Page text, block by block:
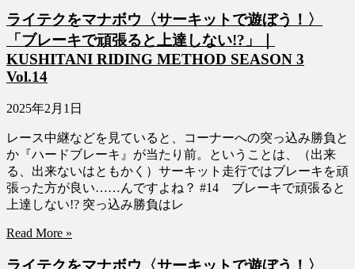
ライテクをマナボウ〈サーキットで遊ぼう！〉
「ブレーキで頑張ると上達しない!?」｜
KUSHITANI RIDING METHOD SEASON 3
Vol.14
2025年2月1日
レース中継などを見ていると、コーナーへの突っ込み勝負と
か『ハードブレーキ』が当たり前。ということは、（出来
る、出来ないはともかく）サーキット走行ではブレーキを頑
張った方が良い……んですよね？ #14 ブレーキで頑張ると
上達しない!? 突っ込み勝負はレ
Read More »
ライテクをマナボウ〈サーキットで遊ぼう！〉